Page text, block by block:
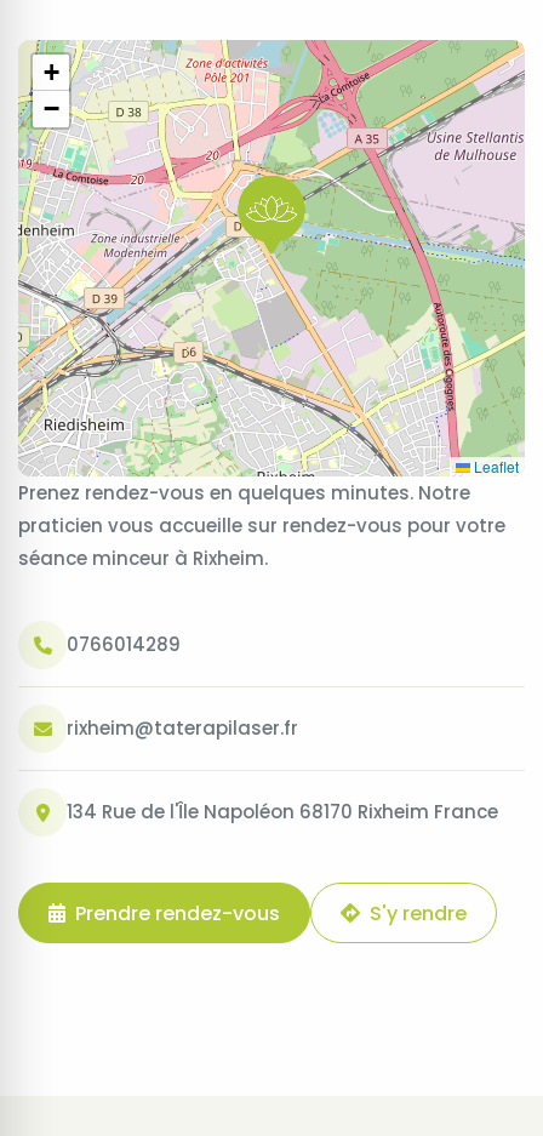
+
−
Leaflet
Prenez rendez-vous en quelques minutes. Notre
praticien vous accueille sur rendez-vous pour votre
séance minceur à Rixheim.
0766014289
rixheim@taterapilaser.fr
134 Rue de l'Île Napoléon 68170 Rixheim France
Prendre rendez-vous S'y rendre